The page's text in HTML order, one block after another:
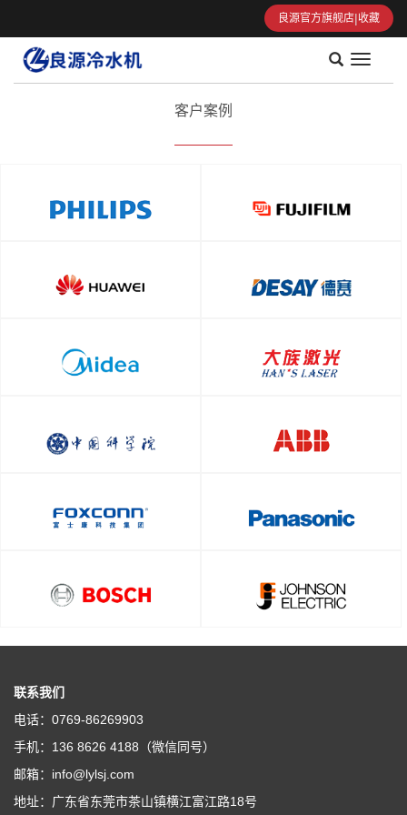
良源官方旗舰店|收藏
导
客户案例
联系我们
电话：0769-86269903
手机：136 8626 4188（微信同号）
邮箱：info@lylsj.com
地址：广东省东莞市茶山镇横江富江路18号